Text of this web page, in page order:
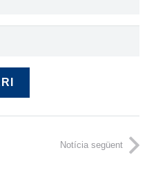
Notícia següent